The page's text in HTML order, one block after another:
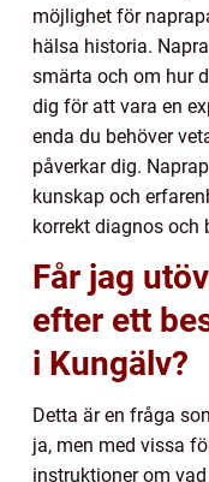
möjlighet för
hälsa historia.
smärta och om hur
dig för att vara en
enda du behöver
påverkar dig.
kunskap och
korrekt diagnos och
Får jag
efter ett
i Kungälv?
Detta är en fråga
ja, men med vissa
instruktioner om